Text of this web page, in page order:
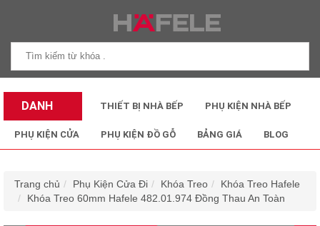
DANH
MỤC SẢN
THIẾT BỊ NHÀ BẾP PHỤ KIỆN NHÀ BẾP
PHỤ KIỆN CỬA PHỤ KIỆN ĐỒ GỖ BẢNG GIÁ BLOG
Trang chủ Phụ Kiện Cửa Đi Khóa Treo
Khóa Treo Hafele
Khóa Treo 60mm Hafele 482.01.974 Đồng Thau An Toàn